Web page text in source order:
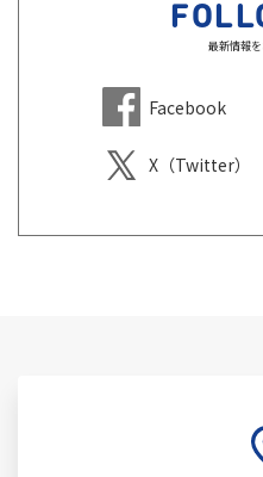
最新情報
Facebook
X（Twitter）